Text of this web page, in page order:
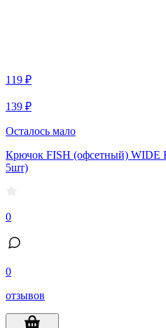
119 ₽
139 ₽
Осталось мало
Крючок FISH (офсетный)
5шт)
0
0
отзывов